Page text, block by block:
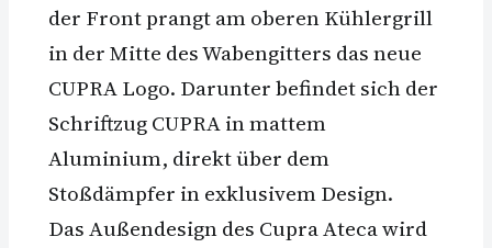
der Front prangt am oberen Kühlergrill
in der Mitte des Wabengitters das neue
CUPRA Logo. Darunter befindet sich der
Schriftzug CUPRA in mattem
Aluminium, direkt über dem
Stoßdämpfer in exklusivem Design.
Das Außendesign des Cupra Ateca wird